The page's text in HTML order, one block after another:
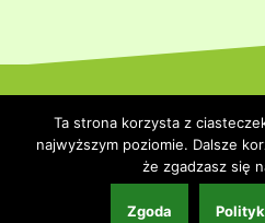
Strona główna
Współpraca
Ta strona korzysta z
najwyższym poziomie. Dalsze
że zgadzasz się
Zgoda